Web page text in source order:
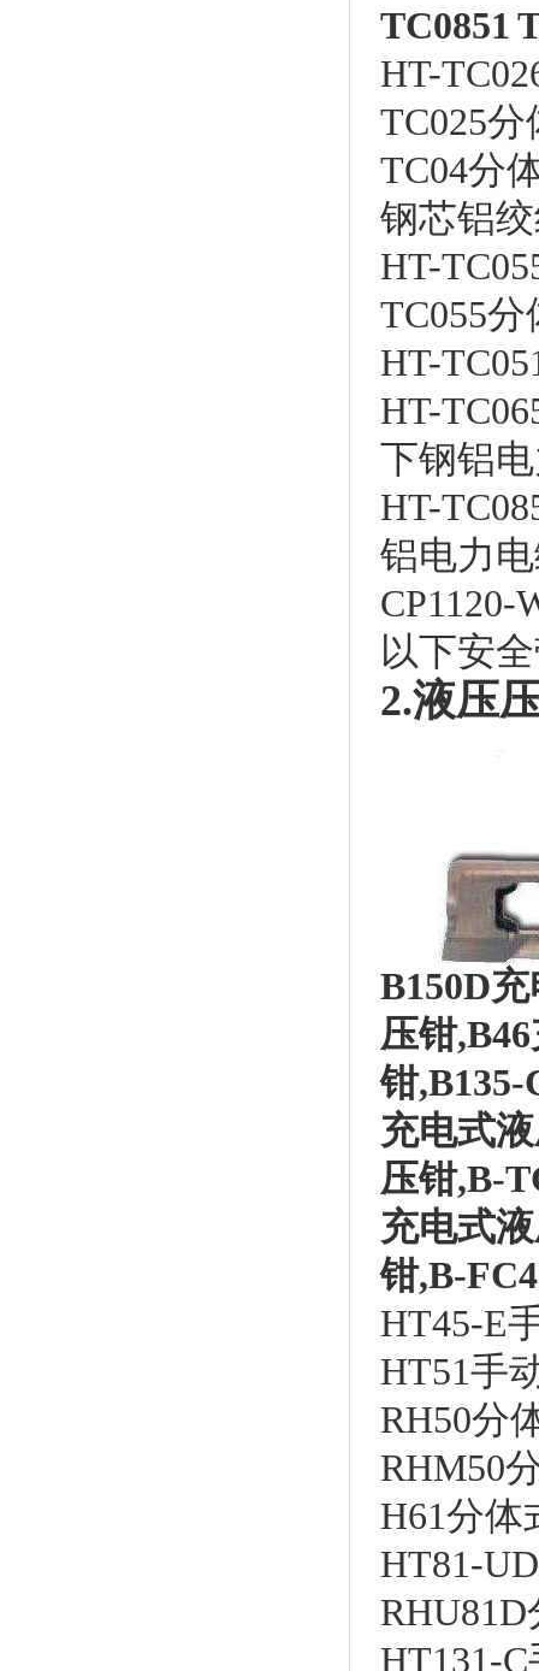
TC0851
HT-
TC025分
TC04分
钢芯铝
HT-
TC055分
HT-
HT-
下钢铝
HT-
铝电力
CP1120-
以下安
2.液压
B150D
压钳,B46
钳,B135-
充电式
压钳,B-
充电式
钳,B-
HT45-E
HT51手
RH50分
RHM50
H61分体
HT81-UD
RHU81D
HT131-